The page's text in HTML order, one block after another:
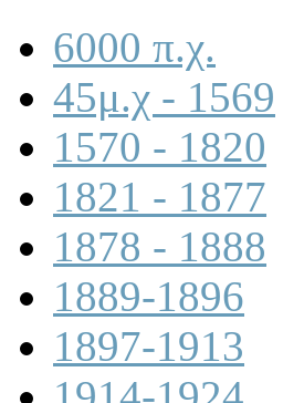
6000 π.χ.
45μ.χ - 1569
1570 - 1820
1821 - 1877
1878 - 1888
1889-1896
1897-1913